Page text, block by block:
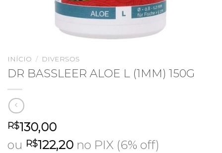
INÍCIO / DIVERSOS
DR BASSLEER ALOE L (1MM) 150G
R$130,00
ou R$122,20 no PIX (6% off)